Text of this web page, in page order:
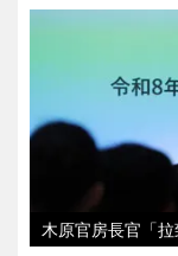
木原官房長官「拉